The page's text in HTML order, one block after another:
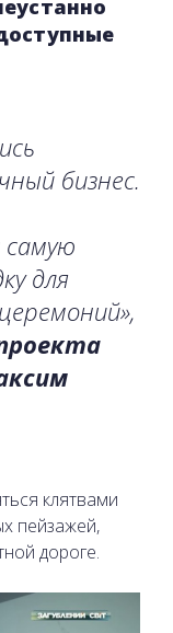
бизнес.
для
клятвами
пейзажей,
дороге.